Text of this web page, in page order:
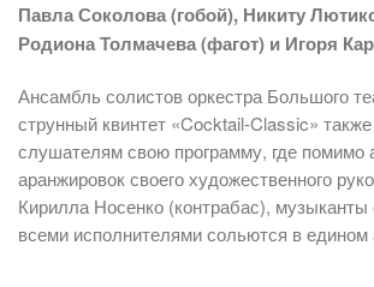
Павла Соколова (гобой), Никиту
Родиона Толмачева (фагот) и Игоря
Ансамбль солистов оркестра Большого
струнный квинтет «Cocktail-Classic»
слушателям свою программу, где помимо
аранжировок своего художественного
Кирилла Носенко (контрабас), музыканты
всеми исполнителями сольются в едином